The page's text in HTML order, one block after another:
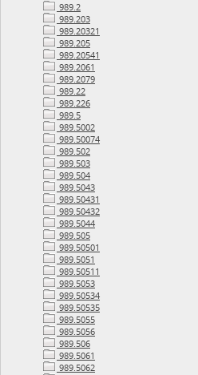
989.2
989.203
989.20321
989.205
989.20541
989.2061
989.2079
989.22
989.226
989.5
989.5002
989.50074
989.502
989.503
989.504
989.5043
989.50431
989.50432
989.5044
989.505
989.50501
989.5051
989.50511
989.5053
989.50534
989.50535
989.5055
989.5056
989.506
989.5061
989.5062